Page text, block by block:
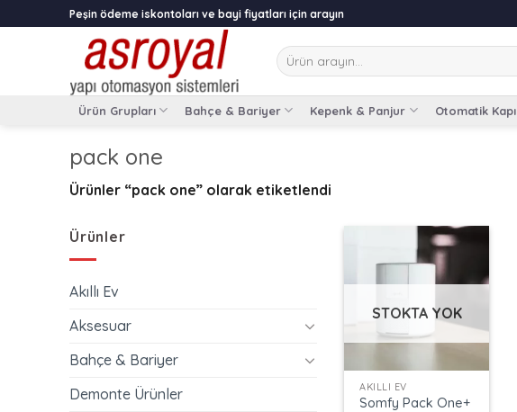
to
Peşin ödeme iskontoları ve bayi fiyatları için arayın
Ara:
Ürün Grupları Bahçe & Bariyer Kepenk & Panjur Otomatik Kapı
pack one
Ürünler “pack one” olarak etiketlendi
Ürünler
Akıllı Ev
Aksesuar
Bahçe & Bariyer
Demonte Ürünler
STOKTA YOK
AKILLI EV
Somfy Pack One+